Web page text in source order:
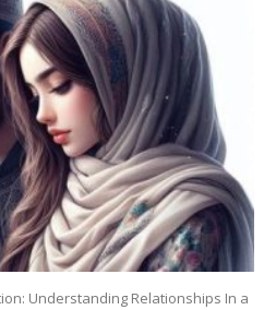
Understanding Relationships In a